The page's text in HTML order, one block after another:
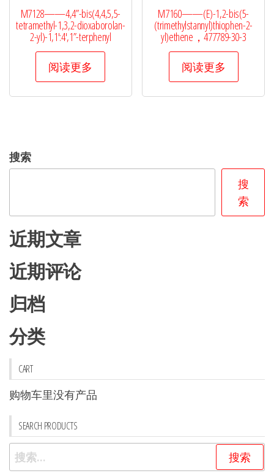
M7128——4,4”-bis(4,4,5,5-
tetramethyl-1,3,2-dioxaborolan-
2-yl)-1,1′:4′,1”-terphenyl
阅读更多
M7160——(E)-1,2-bis(5-
(trimethylstannyl)thiophen-2-
yl)ethene，477789-30-3
阅读更多
搜索
搜
索
近期文章
近期评论
归档
分类
CART
购物车里没有产品
SEARCH PRODUCTS
搜
索：